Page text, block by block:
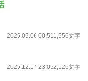
2025.05.06 00:511,556文字
2025.12.17 23:052,126文字